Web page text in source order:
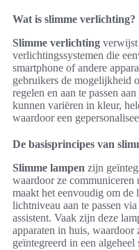
Wat is slimme verlichting?
Slimme verlichting verwijst
verlichtingssystemen die
smartphone of andere
gebruikers de mogelijkheid
regelen en aan te passen
kunnen variëren in kleur,
waardoor een
De basisprincipes van
Slimme lampen zijn
waardoor ze
maakt het eenvoudig om de
lichtniveau aan te passen
assistent. Vaak zijn deze
apparaten in huis,
geïntegreerd in een algeheel